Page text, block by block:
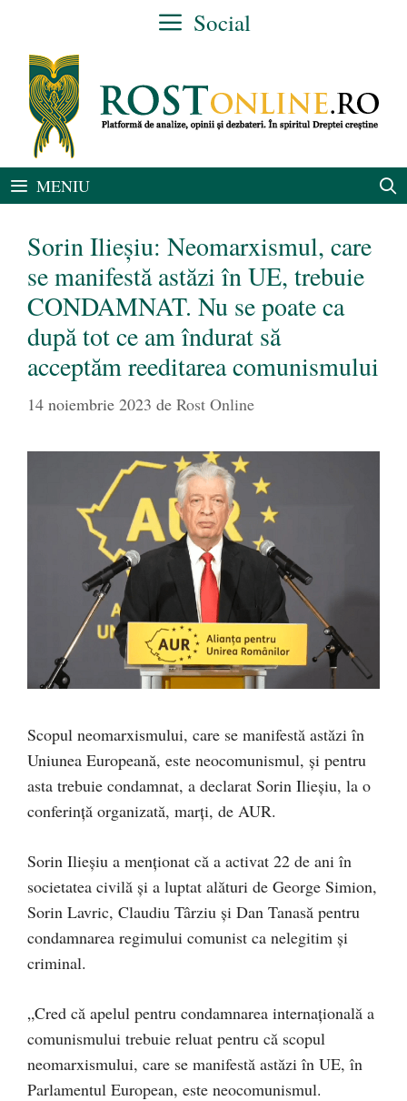
conținut
Social
MENIU
Sorin Ilieșiu: Neomarxismul, care
se manifestă astăzi în UE, trebuie
CONDAMNAT. Nu se poate ca
după tot ce am îndurat să
acceptăm reeditarea comunismului
14 noiembrie 2023 de Rost Online
Scopul neomarxismului, care se manifestă astăzi în
Uniunea Europeană, este neocomunismul, și pentru
asta trebuie condamnat, a declarat Sorin Ilieșiu, la o
conferință organizată, marți, de AUR.
Sorin Ilieșiu a menționat că a activat 22 de ani în
societatea civilă și a luptat alături de George Simion,
Sorin Lavric, Claudiu Târziu și Dan Tanasă pentru
condamnarea regimului comunist ca nelegitim și
criminal.
„Cred că apelul pentru condamnarea internațională a
comunismului trebuie reluat pentru că scopul
neomarxismului, care se manifestă astăzi în UE, în
Parlamentul European, este neocomunismul.